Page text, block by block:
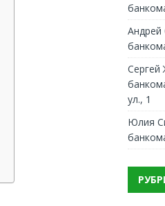
Андрей
Сергей
ул., 1
Юлия